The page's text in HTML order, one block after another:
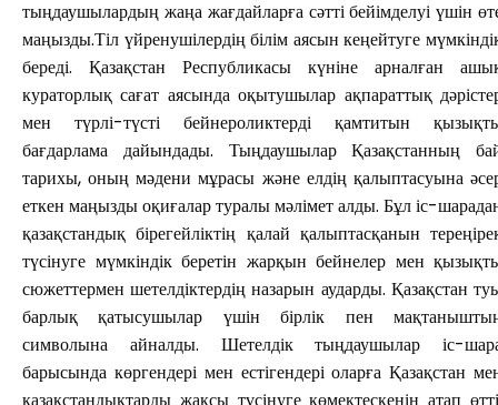
тыңдаушылардың жаңа жағдайларға сәтті бейімделуі үшін
маңызды.Тіл үйренушілердің білім аясын кеңейтуге
береді. Қазақстан Республикасы күніне арналған
кураторлық сағат аясында оқытушылар ақпараттық
мен түрлі-түсті бейнероликтерді қамтитын
бағдарлама дайындады. Тыңдаушылар Қазақстанның
тарихы, оның мәдени мұрасы және елдің қалыптасуына
еткен маңызды оқиғалар туралы мәлімет алды. Бұл іс-
қазақстандық бірегейліктің қалай қалыптасқанын
түсінуге мүмкіндік беретін жарқын бейнелер мен
сюжеттермен шетелдіктердің назарын аударды. Қазақстан
барлық қатысушылар үшін бірлік пен
символына айналды. Шетелдік тыңдаушылар іс-
барысында көргендері мен естігендері оларға Қазақстан